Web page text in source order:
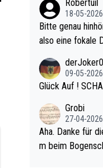
ehler! Robertuil
18-05-2026
Bitte genau
also eine fokale
werden, im Arm
aube immer
d diese könnten
e man nur zum
09-05-2026
Glück Auf !
Grobi
27-04-2026
Aha. Danke für
m beim